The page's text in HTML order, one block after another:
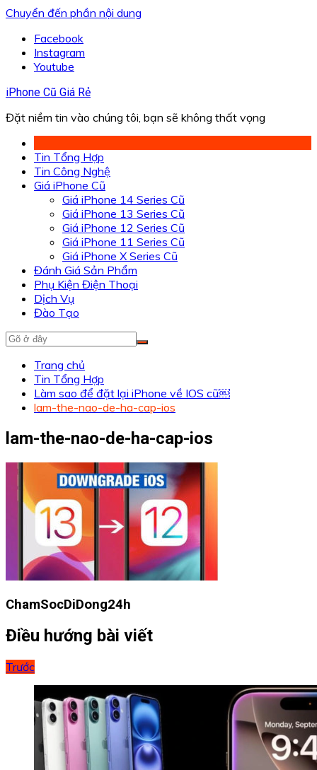
Chuyển đến phần nội dung
Facebook
Instagram
Youtube
iPhone Cũ Giá Rẻ
Đặt niềm tin vào chúng tôi, bạn sẽ không thất vọng
Tin Tổng Hợp
Tin Công Nghệ
Giá iPhone Cũ
Giá iPhone 14 Series Cũ
Giá iPhone 13 Series Cũ
Giá iPhone 12 Series Cũ
Giá iPhone 11 Series Cũ
Giá iPhone X Series Cũ
Đánh Giá Sản Phẩm
Phụ Kiện Điện Thoại
Dịch Vụ
Đào Tạo
Trang chủ
Tin Tổng Hợp
Làm sao để đặt lại iPhone về IOS cũ￼
lam-the-nao-de-ha-cap-ios
lam-the-nao-de-ha-cap-ios
ChamSocDiDong24h
Điều hướng bài viết
Trước